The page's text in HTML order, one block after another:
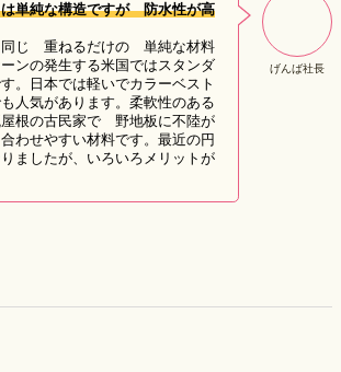
げんば社長
単純な構造ですが 防水性が高
同じ 重ねるだけの 単純な材料
ンの発生する米国ではスタンダ
。日本では軽いでカラーベスト
人気があります。柔軟性のある
根の古民家で 野地板に不陸が
わせやすい材料です。最近の円
ましたが、いろいろメリットが